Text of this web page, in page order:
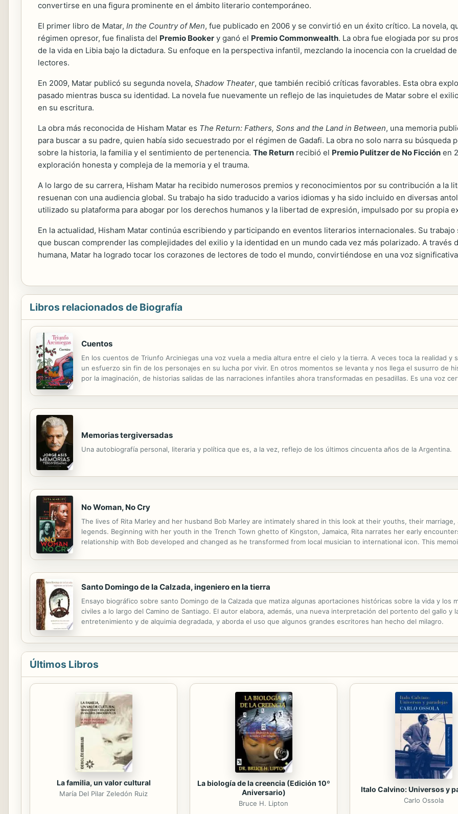
convertirse en una figura prominente en el ámbito literario contemporáneo.
El primer libro de Matar, In the Country of Men, fue publicado en 2006 y se convirtió en un éxito crítico. La novela,
régimen opresor, fue finalista del Premio Booker y ganó el Premio Commonwealth. La obra fue elogiada por su
de la vida en Libia bajo la dictadura. Su enfoque en la perspectiva infantil, mezclando la inocencia con la crueldad
lectores.
En 2009, Matar publicó su segunda novela, Shadow Theater, que también recibió críticas favorables. Esta obra
pasado mientras busca su identidad. La novela fue nuevamente un reflejo de las inquietudes de Matar sobre el
en su escritura.
La obra más reconocida de Hisham Matar es The Return: Fathers, Sons and the Land in Between, una memoria
para buscar a su padre, quien había sido secuestrado por el régimen de Gadafi. La obra no solo narra su
sobre la historia, la familia y el sentimiento de pertenencia. The Return recibió el Premio Pulitzer de No Ficción en
exploración honesta y compleja de la memoria y el trauma.
A lo largo de su carrera, Hisham Matar ha recibido numerosos premios y reconocimientos por su contribución a la
resuenan con una audiencia global. Su trabajo ha sido traducido a varios idiomas y ha sido incluido en diversas
utilizado su plataforma para abogar por los derechos humanos y la libertad de expresión, impulsado por su propia
En la actualidad, Hisham Matar continúa escribiendo y participando en eventos literarios internacionales. Su
que buscan comprender las complejidades del exilio y la identidad en un mundo cada vez más polarizado. A
humana, Matar ha logrado tocar los corazones de lectores de todo el mundo, convirtiéndose en una voz
Libros relacionados de Biografía
Cuentos
En los cuentos de Triunfo Arciniegas una voz vuela a media altura entre el cielo y la tierra. A veces toca la realidad y
un esfuerzo sin fin de los personajes en su lucha por vivir. En otros momentos se levanta y nos llega el susurro de
por la imaginación, de historias salidas de las narraciones infantiles ahora transformadas en pesadillas. Es una voz
Memorias tergiversadas
Una autobiografía personal, literaria y política que es, a la vez, reflejo de los últimos cincuenta años de la Argentina.
No Woman, No Cry
The lives of Rita Marley and her husband Bob Marley are intimately shared in this look at their youths, their
legends. Beginning with her youth in the Trench Town ghetto of Kingston, Jamaica, Rita narrates her early
relationship with Bob developed and changed as he transformed from local musician to international icon. This
Santo Domingo de la Calzada, ingeniero en la tierra
Ensayo biográfico sobre santo Domingo de la Calzada que matiza algunas aportaciones históricas sobre la vida y los
civiles a lo largo del Camino de Santiago. El autor elabora, además, una nueva interpretación del portento del gallo y
entretenimiento y de alquimia degradada, y aborda el uso que algunos grandes escritores han hecho del milagro.
Últimos Libros
La familia, un valor cultural
María Del Pilar Zeledón Ruiz
La biología de la creencia (Edición 10º
Aniversario)
Bruce H. Lipton
Italo Calvino: Universos y
Carlo Ossola